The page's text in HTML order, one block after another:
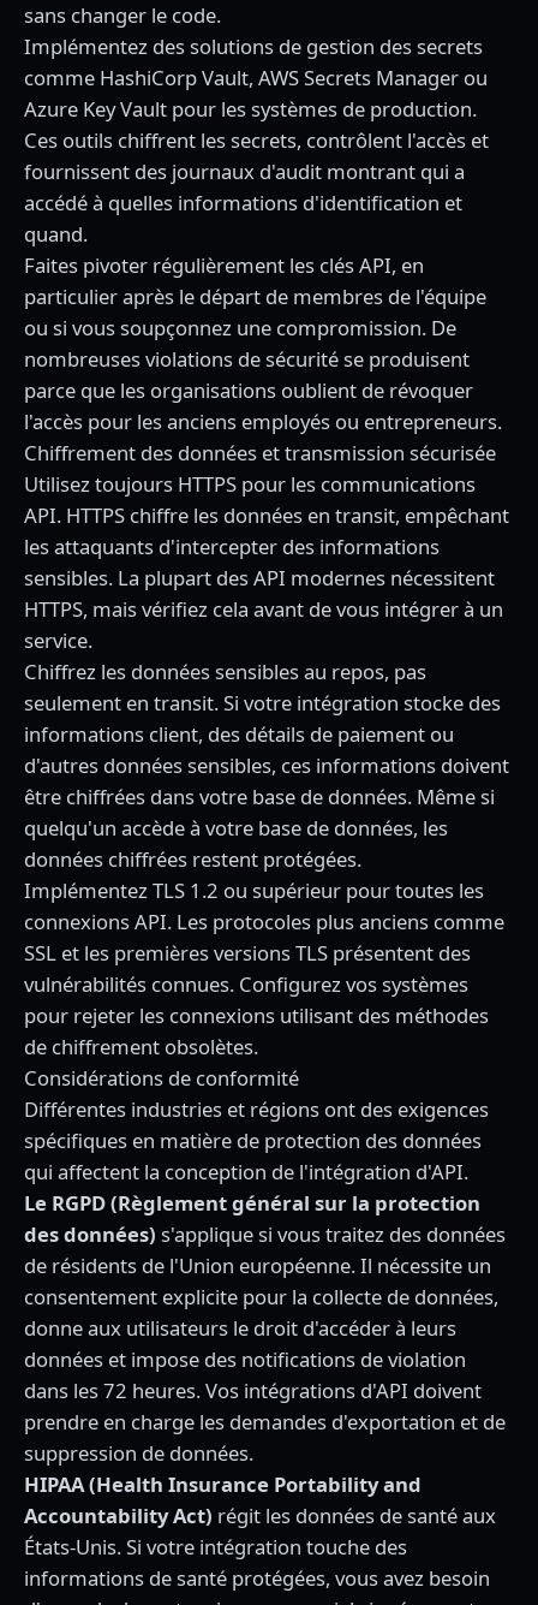
sans changer le code.
Implémentez des solutions de gestion des secrets
comme HashiCorp Vault, AWS Secrets Manager ou
Azure Key Vault pour les systèmes de production.
Ces outils chiffrent les secrets, contrôlent l'accès et
fournissent des journaux d'audit montrant qui a
accédé à quelles informations d'identification et
quand.
Faites pivoter régulièrement les clés API, en
particulier après le départ de membres de l'équipe
ou si vous soupçonnez une compromission. De
nombreuses violations de sécurité se produisent
parce que les organisations oublient de révoquer
l'accès pour les anciens employés ou entrepreneurs.
Chiffrement des données et transmission sécurisée
Utilisez toujours HTTPS pour les communications
API. HTTPS chiffre les données en transit, empêchant
les attaquants d'intercepter des informations
sensibles. La plupart des API modernes nécessitent
HTTPS, mais vérifiez cela avant de vous intégrer à un
service.
Chiffrez les données sensibles au repos, pas
seulement en transit. Si votre intégration stocke des
informations client, des détails de paiement ou
d'autres données sensibles, ces informations doivent
être chiffrées dans votre base de données. Même si
quelqu'un accède à votre base de données, les
données chiffrées restent protégées.
Implémentez TLS 1.2 ou supérieur pour toutes les
connexions API. Les protocoles plus anciens comme
SSL et les premières versions TLS présentent des
vulnérabilités connues. Configurez vos systèmes
pour rejeter les connexions utilisant des méthodes
de chiffrement obsolètes.
Considérations de conformité
Différentes industries et régions ont des exigences
spécifiques en matière de protection des données
qui affectent la conception de l'intégration d'API.
Le RGPD (Règlement général sur la protection
des données) s'applique si vous traitez des données
de résidents de l'Union européenne. Il nécessite un
consentement explicite pour la collecte de données,
donne aux utilisateurs le droit d'accéder à leurs
données et impose des notifications de violation
dans les 72 heures. Vos intégrations d'API doivent
prendre en charge les demandes d'exportation et de
suppression de données.
HIPAA (Health Insurance Portability and
Accountability Act) régit les données de santé aux
États-Unis. Si votre intégration touche des
informations de santé protégées, vous avez besoin